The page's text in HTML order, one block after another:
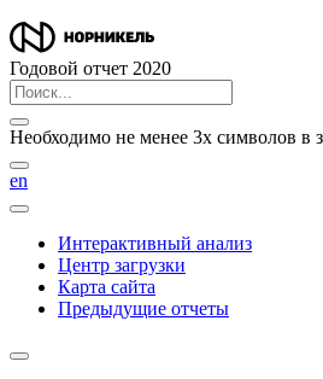
Годовой отчет 2020
Необходимо не менее 3х символов в
en
Интерактивный анализ
Центр загрузки
Карта сайта
Предыдущие отчеты